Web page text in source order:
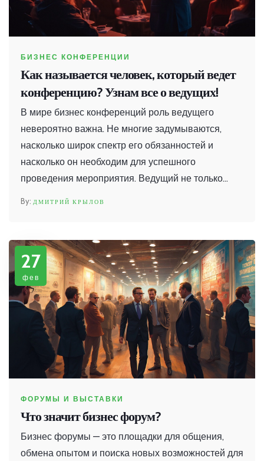
БИЗНЕС КОНФЕРЕНЦИИ
Как называется человек, который ведет
конференцию? Узнам все о ведущих!
В мире бизнес конференций роль ведущего
невероятно важна. Не многие задумываются,
насколько широк спектр его обязанностей и
насколько он необходим для успешного
проведения мероприятия. Ведущий не только
больше о том, что стоит за этой ролью и как она
влияет на успешность конференции.
ДМИТРИЙ КРЫЛОВ
27
фев
ФОРУМЫ И ВЫСТАВКИ
Что значит бизнес форум?
Бизнес форумы — это площадки для общения,
обмена опытом и поиска новых возможностей для